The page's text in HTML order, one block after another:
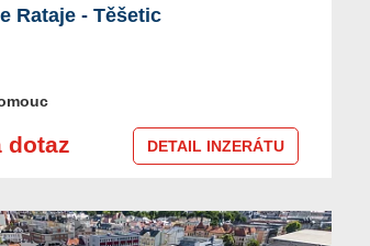
Rataje - Těšetic
dotaz DETAIL INZERÁTU